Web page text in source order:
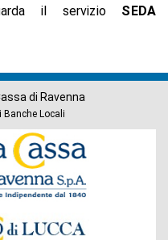
il servizio SEDA
di Ravenna
Banche Locali